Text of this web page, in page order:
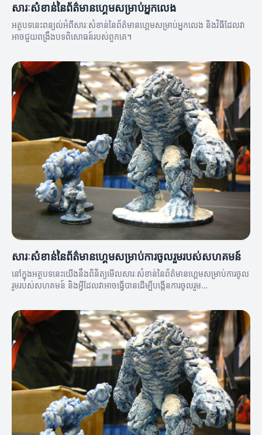
សារៈសំខាន់នៃព័ត៌មានហ្គេមសម្រាប់អ្នកលេង
អត្ថបទនេះពន្យល់អំពីសារៈសំខាន់នៃព័ត៌មានហ្គេមសម្រាប់អ្នកលេង និងវិធីដែលវា
អាចជួយពង្រឹងបទពិសោធន៍របស់ពួកគេ។
សារៈសំខាន់នៃព័ត៌មានហ្គេមសម្រាប់ការចូលរួមរបស់សហគមន៍
នៅក្នុងអត្ថបទនេះយើងនឹងពិនិត្យមើលសារៈសំខាន់នៃព័ត៌មានហ្គេមសម្រាប់ការចូល
រួមរបស់សហគមន៍ និងអ្វីដែលវាអាចធ្វើបានដើម្បីបង្កើនការចូលរួម